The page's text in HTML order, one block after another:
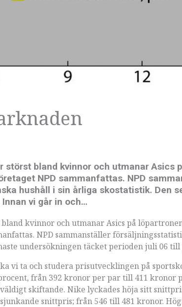
bland kvinnor och utmanar Asics
NPD sammanfattas. NPD
hushåll i sin årliga skostatistik. Den
vi går in och…
kvinnor och utmanar Asics på
NPD sammanställer
undersökningen täcket perioden juli 06 till
vi ta och studera prisutvecklingen på
från 392 kronor per par till 411 kronor
skiftande. Nike lyckades höja sitt
snittpris; från 546 till 481 kronor.